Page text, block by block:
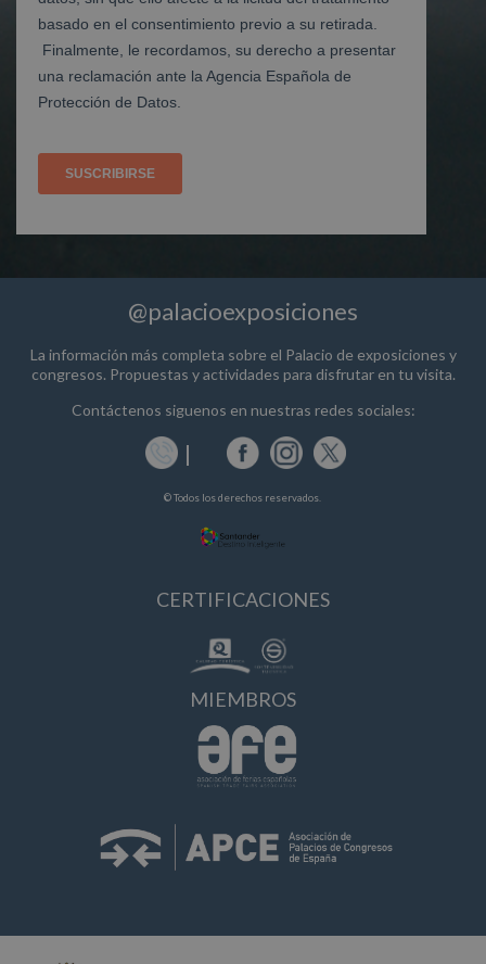
@palacioexposiciones
La información más completa sobre el Palacio de exposiciones y
congresos. Propuestas y actividades para disfrutar en tu visita.
Contáctenos siguenos en nuestras redes sociales:
© Todos los derechos reservados.
CERTIFICACIONES
MIEMBROS